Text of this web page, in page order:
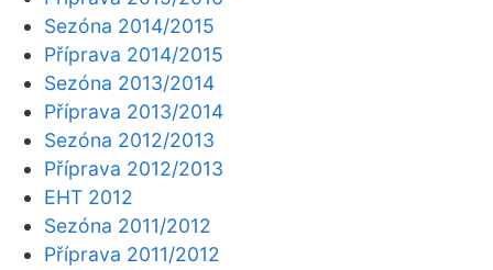
Sezóna 2014/2015
Příprava 2014/2015
Sezóna 2013/2014
Příprava 2013/2014
Sezóna 2012/2013
Příprava 2012/2013
EHT 2012
Sezóna 2011/2012
Příprava 2011/2012